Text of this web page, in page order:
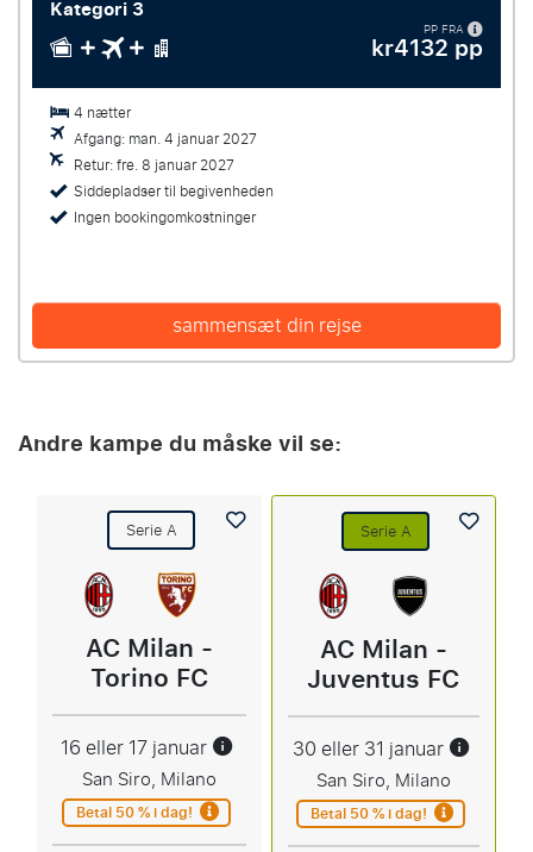
4 nætter
Afgang: man. 4 januar 2027
Retur: fre. 8 januar 2027
Siddepladser til begivenheden
Ingen bookingomkostninger
Kategori 3
PP FRA
kr4132 pp
sammensæt din rejse
Andre kampe du måske vil se:
Serie A
AC Milan -
Torino FC
16 eller 17 januar
San Siro, Milano
Betal 50 % i dag!
Serie A
AC Milan -
Juventus FC
30 eller 31 januar
San Siro, Milano
Betal 50 % i dag!